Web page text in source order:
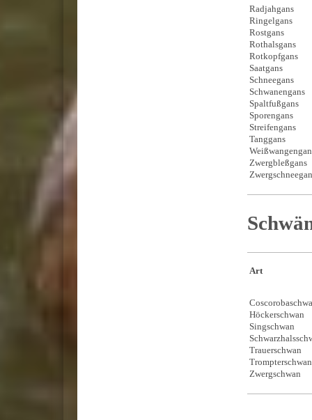
Radjahgans
Ringelgans
Rostgans
Rothalsgans
Rotkopfgans
Saatgans
Schneegans
Spaltfußgans
Sporengans
Streifengans
Tanggans
Art
Singschwan
Zwergschwan